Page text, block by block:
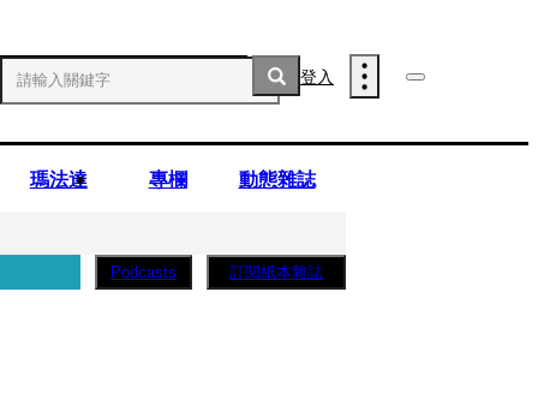
登入
瑪法達 專欄 動態雜誌
Podcasts 訂閱紙本雜誌